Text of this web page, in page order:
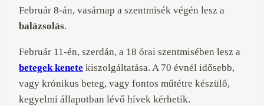
Február 8-án, vasárnap a szentmisék végén lesz a
balázsolás.
Február 11-én, szerdán, a 18 órai szentmisében lesz a
betegek kenete kiszolgáltatása. A 70 évnél idősebb,
vagy krónikus beteg, vagy fontos műtétre készülő,
kegyelmi állapotban lévő hívek kérhetik.